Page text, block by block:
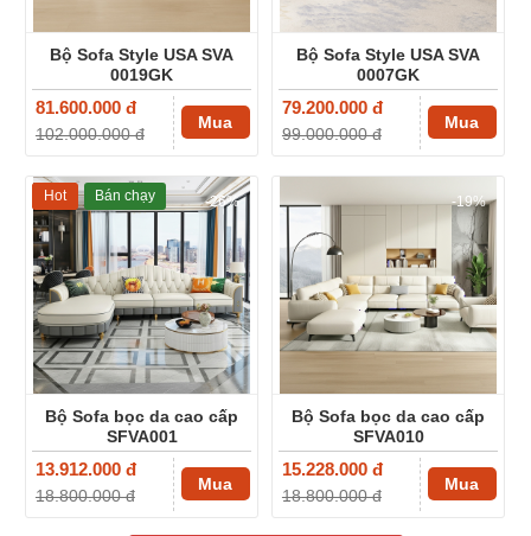
Bộ Sofa Style USA SVA
0019GK
81.600.000 đ
102.000.000 đ
Mua
Bộ Sofa Style USA SVA
0007GK
79.200.000 đ
99.000.000 đ
Mua
Bộ Sofa bọc da cao cấp
SFVA001
13.912.000 đ
-26%
18.800.000 đ
Mua
Hot Bán chạy
Bộ Sofa bọc da cao cấp
SFVA010
15.228.000 đ
-19%
18.800.000 đ
Mua